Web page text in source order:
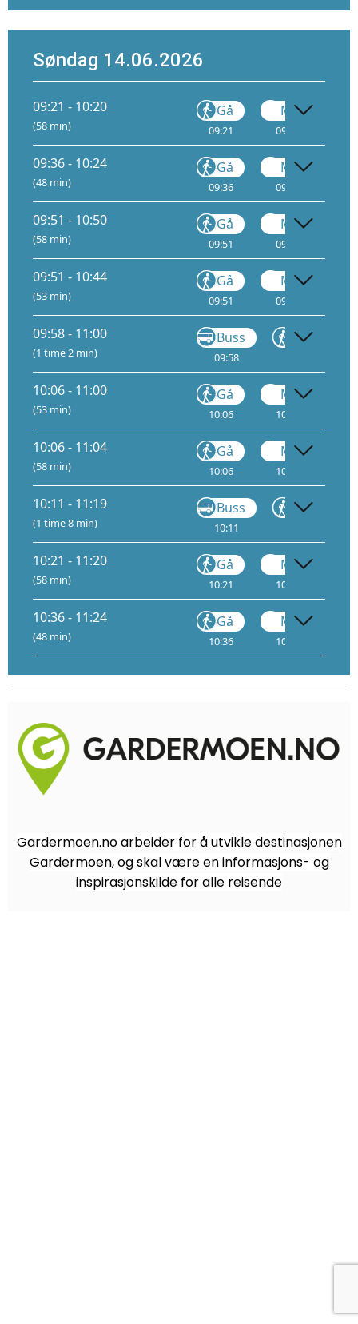
Søndag 14.06.2026
09:21 - 10:20
(58 min)
Gå
09:21
Metro
09:23
09:36 - 10:24
(48 min)
Gå
09:36
Metro
09:38
09:51 - 10:50
(58 min)
Gå
09:51
Metro
09:53
09:51 - 10:44
(53 min)
Gå
09:51
Metro
09:53
09:58 - 11:00
(1 time 2 min)
Buss
09:58
Gå
10:06 - 11:00
(53 min)
Gå
10:06
Metro
10:08
10:06 - 11:04
(58 min)
Gå
10:06
Metro
10:08
10:11 - 11:19
(1 time 8 min)
Buss
10:11
Gå
10:21 - 11:20
(58 min)
Gå
10:21
Metro
10:23
10:36 - 11:24
(48 min)
Gå
10:36
Metro
10:38
Gardermoen.no arbeider for å utvikle destinasjonen
Gardermoen, og skal være en informasjons- og
inspirasjonskilde for alle reisende